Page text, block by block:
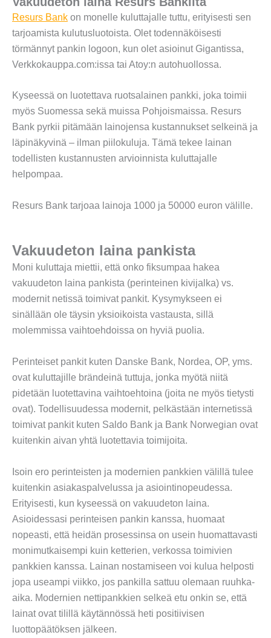
Resurs Bank on monelle kuluttajalle tuttu, erityisesti sen
tarjoamista kulutusluotoista. Olet todennäköisesti
törmännyt pankin logoon, kun olet asioinut Gigantissa,
Verkkokauppa.com:issa tai Atoy:n autohuollossa.
Kyseessä on luotettava ruotsalainen pankki, joka toimii
myös Suomessa sekä muissa Pohjoismaissa. Resurs
Bank pyrkii pitämään lainojensa kustannukset selkeinä ja
läpinäkyvinä – ilman piilokuluja. Tämä tekee lainan
todellisten kustannusten arvioinnista kuluttajalle
helpompaa.
Resurs Bank tarjoaa lainoja 1000 ja 50000 euron välille.
Vakuudeton laina pankista
Moni kuluttaja miettii, että onko fiksumpaa hakea
vakuudeton laina pankista (perinteinen kivijalka) vs.
modernit netissä toimivat pankit. Kysymykseen ei
sinällään ole täysin yksioikoista vastausta, sillä
molemmissa vaihtoehdoissa on hyviä puolia.
Perinteiset pankit kuten Danske Bank, Nordea, OP, yms.
ovat kuluttajille brändeinä tuttuja, jonka myötä niitä
pidetään luotettavina vaihtoehtoina (joita ne myös tietysti
ovat). Todellisuudessa modernit, pelkästään internetissä
toimivat pankit kuten Saldo Bank ja Bank Norwegian ovat
kuitenkin aivan yhtä luotettavia toimijoita.
Isoin ero perinteisten ja modernien pankkien välillä tulee
kuitenkin asiakaspalvelussa ja asiointinopeudessa.
Erityisesti, kun kyseessä on vakuudeton laina.
Asioidessasi perinteisen pankin kanssa, huomaat
nopeasti, että heidän prosessinsa on usein huomattavasti
monimutkaisempi kuin ketterien, verkossa toimivien
pankkien kanssa. Lainan nostamiseen voi kulua helposti
jopa useampi viikko, jos pankilla sattuu olemaan ruuhka-
aika. Modernien nettipankkien selkeä etu onkin se, että
lainat ovat tilillä käytännössä heti positiivisen
luottopäätöksen jälkeen.